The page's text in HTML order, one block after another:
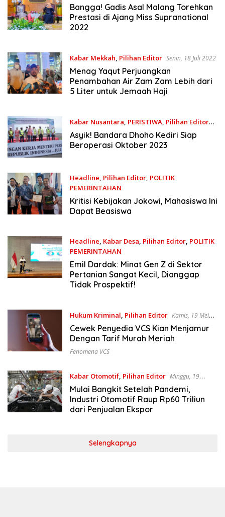
18 Juli 2022
Bangga! Gadis Asal Malang Torehkan
Prestasi di Ajang Miss Supranational
2022
Kabar Mekkah, Pilihan Editor Senin, 18 Juli 2022
Menag Yaqut Perjuangkan
Penambahan Air Zam Zam Lebih dari
5 Liter untuk Jemaah Haji
Kabar Nusantara, PERISTIWA, Pilihan Editor
Senin, 18 Juli 2022
Asyik! Bandara Dhoho Kediri Siap
Beroperasi Oktober 2023
Headline, Pilihan Editor, POLITIK
PEMERINTAHAN
Minggu, 17 Juli 2022
Kritisi Kebijakan Jokowi, Mahasiswa Ini
Dapat Beasiswa
Headline, Kabar Desa, Pilihan Editor, POLITIK
PEMERINTAHAN
Kamis, 14 Juli 2022
Emil Dardak: Minat Gen Z di Sektor
Pertanian Sangat Kecil, Dianggap
Tidak Prospektif!
Hukum Kriminal, Pilihan Editor Kamis, 19 Mei
2022
Cewek Penyedia VCS Kian Menjamur
Dengan Tarif Murah Meriah
Fenomena VCS
Kabar Otomotif, Pilihan Editor Minggu, 19
Desember 2021
Mulai Bangkit Setelah Pandemi,
Industri Otomotif Raup Rp60 Triliun
dari Penjualan Ekspor
Selengkapnya